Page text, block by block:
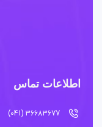
اطلاعات تماس
36683677 (041)